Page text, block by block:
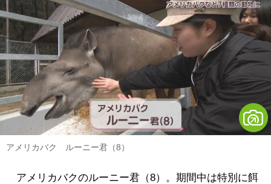
アメリカバク ルーニー君（8）
アメリカバクのルーニー君（8）。期間中は特別に餌